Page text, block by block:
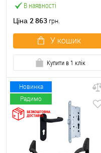
В наявності
чорний із замком та ручкою
Ціна 2 863 грн.
У кошик
Купити в 1 клік
Новинка
Радимо